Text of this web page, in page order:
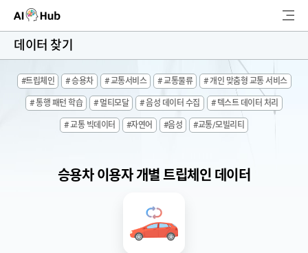
AI-Hub
AI 데이터찾기
AI 허브소개
검
색
데이터 찾기
#트립체인 # 승용차 # 교통서비스 # 교통물류 # 개인 맞춤형 교통 서비스
# 통행 패턴 학습 # 멀티모달 # 음성 데이터 수집 # 텍스트 데이터 처리
# 교통 빅데이터 #자연어 #음성 #교통/모빌리티
승용차 이용자 개별 트립체인 데이터